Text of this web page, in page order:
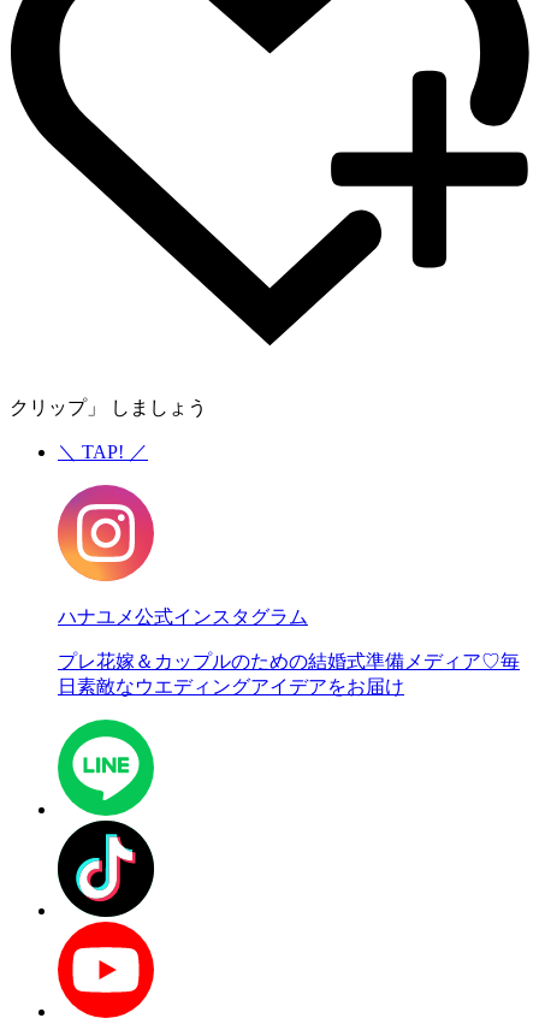
クリップ」 しましょう
＼ TAP! ／
ハナユメ公式インスタグラム
プレ花嫁＆カップルのための結婚式準備メディア♡毎
日素敵なウエディングアイデアをお届け